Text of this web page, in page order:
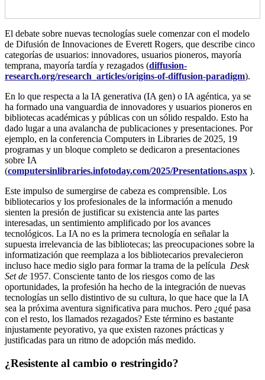
El debate sobre nuevas tecnologías suele comenzar con el modelo
de Difusión de Innovaciones de Everett Rogers, que describe cinco
categorías de usuarios: innovadores, usuarios pioneros, mayoría
temprana, mayoría tardía y rezagados (diffusion-
research.org/research_articles/origins-of-diffusion-paradigm).
En lo que respecta a la IA generativa (IA gen) o IA agéntica, ya se
ha formado una vanguardia de innovadores y usuarios pioneros en
bibliotecas académicas y públicas con un sólido respaldo. Esto ha
dado lugar a una avalancha de publicaciones y presentaciones. Por
ejemplo, en la conferencia Computers in Libraries de 2025, 19
programas y un bloque completo se dedicaron a presentaciones
sobre IA
(computersinlibraries.infotoday.com/2025/Presentations.aspx ).
Este impulso de sumergirse de cabeza es comprensible. Los
bibliotecarios y los profesionales de la información a menudo
sienten la presión de justificar su existencia ante las partes
interesadas, un sentimiento amplificado por los avances
tecnológicos. La IA no es la primera tecnología en señalar la
supuesta irrelevancia de las bibliotecas; las preocupaciones sobre la
informatización que reemplaza a los bibliotecarios prevalecieron
incluso hace medio siglo para formar la trama de la película Desk
Set de 1957. Consciente tanto de los riesgos como de las
oportunidades, la profesión ha hecho de la integración de nuevas
tecnologías un sello distintivo de su cultura, lo que hace que la IA
sea la próxima aventura significativa para muchos. Pero ¿qué pasa
con el resto, los llamados rezagados? Este término es bastante
injustamente peyorativo, ya que existen razones prácticas y
justificadas para un ritmo de adopción más medido.
¿Resistente al cambio o restringido?